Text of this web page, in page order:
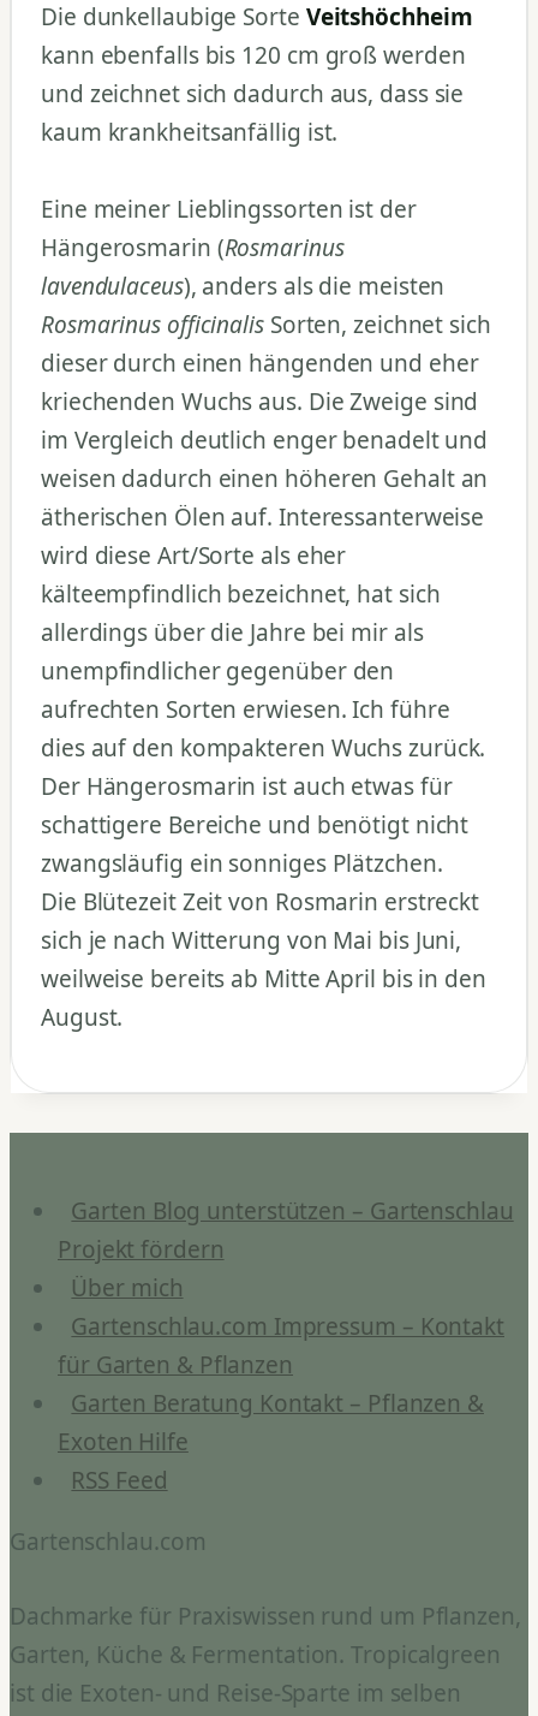
Die dunkellaubige Sorte Veitshöchheim
kann ebenfalls bis 120 cm groß werden
und zeichnet sich dadurch aus, dass sie
kaum krankheitsanfällig ist.
Eine meiner Lieblingssorten ist der
Hängerosmarin (Rosmarinus
lavendulaceus), anders als die meisten
Rosmarinus officinalisSorten, zeichnet sich
dieser durch einen hängenden und eher
kriechenden Wuchs aus. Die Zweige sind
im Vergleich deutlich enger benadelt und
weisen dadurch einen höheren Gehalt an
ätherischen Ölen auf. Interessanterweise
wird diese Art/Sorte als eher
kälteempfindlich bezeichnet, hat sich
allerdings über die Jahre bei mir als
unempfindlicher gegenüber den
aufrechten Sorten erwiesen. Ich führe
dies auf den kompakteren Wuchs zurück.
Der Hängerosmarin ist auch etwas für
schattigere Bereiche und benötigt nicht
zwangsläufig ein sonniges Plätzchen.
Die Blütezeit Zeit von Rosmarin erstreckt
sich je nach Witterung von Mai bis Juni,
weilweise bereits ab Mitte April bis in den
August.
Garten Blog unterstützen – Gartenschlau
Projekt fördern
Über mich
Gartenschlau.com Impressum – Kontakt
für Garten & Pflanzen
Garten Beratung Kontakt – Pflanzen &
Exoten Hilfe
RSS Feed
Gartenschlau.com
Dachmarke für Praxiswissen rund um Pflanzen,
Garten, Küche & Fermentation. Tropicalgreen
ist die Exoten- und Reise-Sparte im selben